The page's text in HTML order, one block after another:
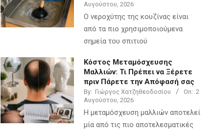
Αυγούστου, 2026
Ο νεροχύτης της κουζίνας είναι
από τα πιο χρησιμοποιούμενα
σημεία του σπιτιού
Κόστος Μεταμόσχευσης
Μαλλιών: Τι Πρέπει να Ξέρετε
πριν Πάρετε την Απόφασή σας
By: Γιώργος Χατζηθεοδοσίου On: 2
Αυγούστου, 2026
Η μεταμόσχευση μαλλιών αποτελεί
μία από τις πιο αποτελεσματικές